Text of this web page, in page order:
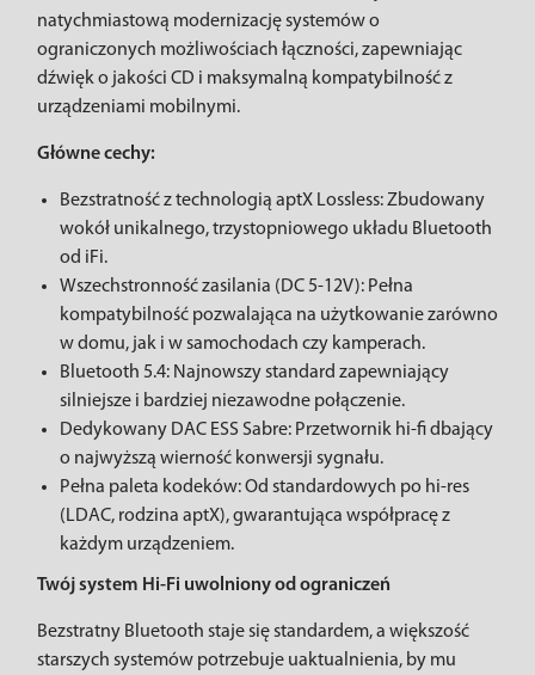
natychmiastową modernizację systemów o
ograniczonych możliwościach łączności, zapewniając
dźwięk o jakości CD i maksymalną kompatybilność z
urządzeniami mobilnymi.
Główne cechy:
Bezstratność z technologią aptX Lossless: Zbudowany
wokół unikalnego, trzystopniowego układu Bluetooth
od iFi.
Wszechstronność zasilania (DC 5-12V): Pełna
kompatybilność pozwalająca na użytkowanie zarówno
w domu, jak i w samochodach czy kamperach.
Bluetooth 5.4: Najnowszy standard zapewniający
silniejsze i bardziej niezawodne połączenie.
Dedykowany DAC ESS Sabre: Przetwornik hi-fi dbający
o najwyższą wierność konwersji sygnału.
Pełna paleta kodeków: Od standardowych po hi-res
(LDAC, rodzina aptX), gwarantująca współpracę z
każdym urządzeniem.
Twój system Hi-Fi uwolniony od ograniczeń
Bezstratny Bluetooth staje się standardem, a większość
starszych systemów potrzebuje uaktualnienia, by mu